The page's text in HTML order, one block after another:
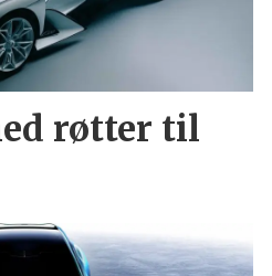
røtter til